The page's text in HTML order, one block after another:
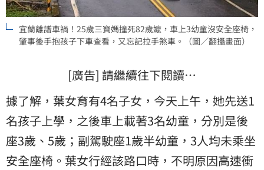
宜蘭離譜車禍！25歲三寶媽撞死82歲嬤，車上3幼童沒安全座椅，
肇事後手抱孩子下車查看，又忘記拉手煞車。（圖／翻攝畫面）
[廣告] 請繼續往下閱讀…
據了解，葉女育有4名子女，今天上午，她先送1
名孩子上學，之後車上載著3名幼童，分別是後
座3歲、5歲；副駕駛座1歲半幼童，3人均未乘坐
安全座椅。葉女行經該路口時，不明原因高速衝